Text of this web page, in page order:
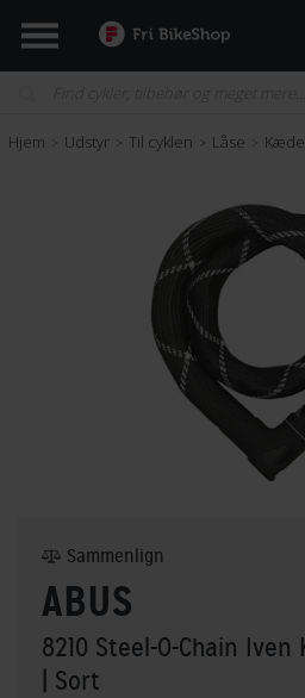
Hjem > Udstyr > Til cyklen > Låse >
ABUS
8210 Steel-O-Chain
| Sort
Sammenlign